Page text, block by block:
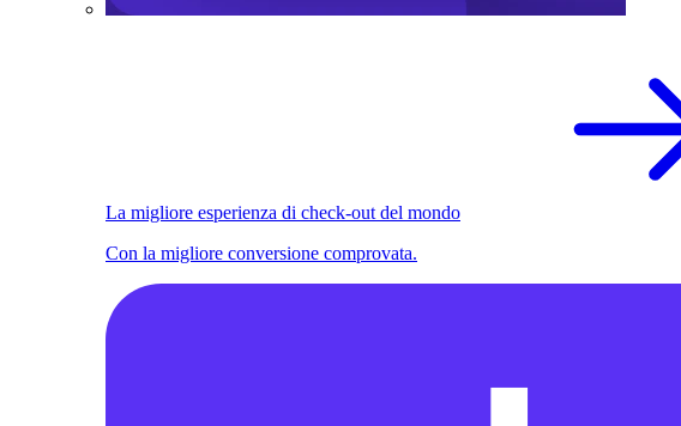
La migliore esperienza di check-out del mondo
Con la migliore conversione comprovata.